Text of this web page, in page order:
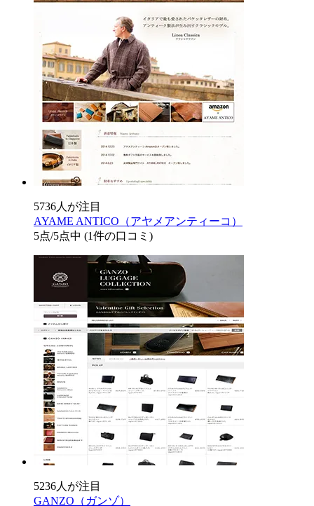
5736人が注目
AYAME ANTICO（アヤメアンティーコ）
5点/5点中 (1件の口コミ)
5236人が注目
GANZO（ガンゾ）